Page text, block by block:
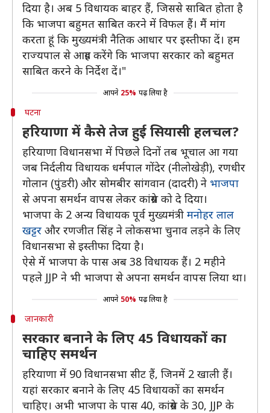
दिया है। अब 5 विधायक बाहर हैं, जिससे साबित होता है
कि भाजपा बहुमत साबित करने में विफल हैं। मैं मांग
करता हूं कि मुख्यमंत्री नैतिक आधार पर इस्तीफा दें। हम
राज्यपाल से आग्रह करेंगे कि भाजपा सरकार को बहुमत
साबित करने के निर्देश दें।"
आपने 25% पढ़ लिया है
घटना
हरियाणा में कैसे तेज हुई सियासी हलचल?
हरियाणा विधानसभा में पिछले दिनों तब भूचाल आ गया
जब निर्दलीय विधायक धर्मपाल गोंदेर (नीलोखेड़ी), रणधीर
गोलान (पुंडरी) और सोमबीर सांगवान (दादरी) ने भाजपा
से अपना समर्थन वापस लेकर कांग्रेस को दे दिया।
भाजपा के 2 अन्य विधायक पूर्व मुख्यमंत्री मनोहर लाल
खट्टर और रणजीत सिंह ने लोकसभा चुनाव लड़ने के लिए
विधानसभा से इस्तीफा दिया है।
ऐसे में भाजपा के पास अब 38 विधायक हैं। 2 महीने
पहले JJP ने भी भाजपा से अपना समर्थन वापस लिया था।
आपने 50% पढ़ लिया है
जानकारी
सरकार बनाने के लिए 45 विधायकों का
चाहिए समर्थन
हरियाणा में 90 विधानसभा सीट हैं, जिनमें 2 खाली हैं।
यहां सरकार बनाने के लिए 45 विधायकों का समर्थन
चाहिए। अभी भाजपा के पास 40, कांग्रेस के 30, JJP के